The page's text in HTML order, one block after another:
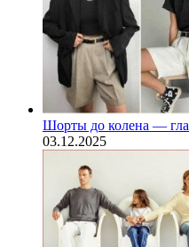
Шорты до колена —
03.12.2025